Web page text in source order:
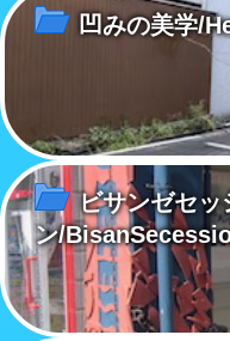
凹みの美学/
ビサンゼセッ
ン/